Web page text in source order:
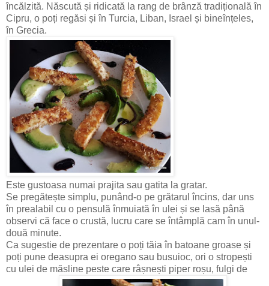
încălzită. Născută și ridicată la rang de brânză tradițională în
Cipru, o poți regăsi și în Turcia, Liban, Israel și bineînțeles,
în Grecia.
Este gustoasa numai prajita sau gatita la gratar.
Se pregătește simplu, punând-o pe grătarul încins, dar uns
în prealabil cu o pensulă înmuiată în ulei și se lasă până
observi că face o crustă, lucru care se întâmplă cam în unul-
două minute.
Ca sugestie de prezentare o poți tăia în batoane groase și
poți pune deasupra ei oregano sau busuioc, ori o stropești
cu ulei de măsline peste care râșnești piper roșu, fulgi de